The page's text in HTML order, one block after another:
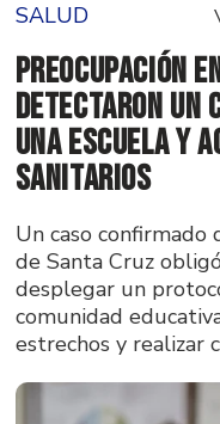
SALUD
Preocupación
detectaron un
una escuela y
sanitarios
Un caso confirmado
de Santa Cruz
desplegar un
comunidad
estrechos y realizar